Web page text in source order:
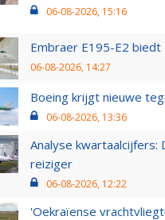
06-08-2026, 15:16
Embraer E195-E2 biedt
06-08-2026, 14:27
Boeing krijgt nieuwe
06-08-2026, 13:36
Analyse
reiziger
06-08-2026, 12:22
'Oekraïense